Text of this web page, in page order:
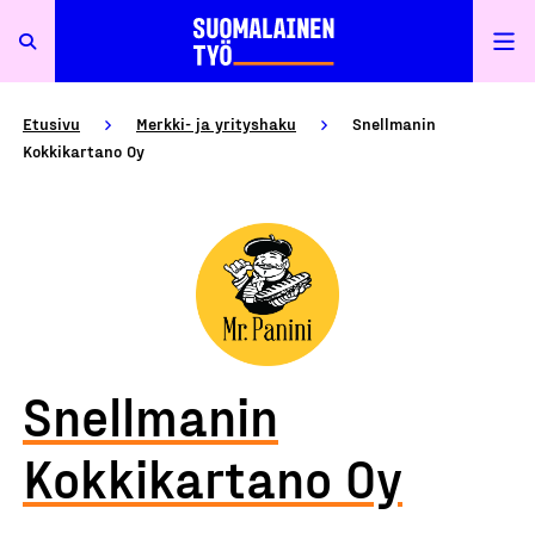
Etusivu Merkki- ja yrityshaku
Snellmanin
Kokkikartano Oy
Snellmanin
Kokkikartano Oy